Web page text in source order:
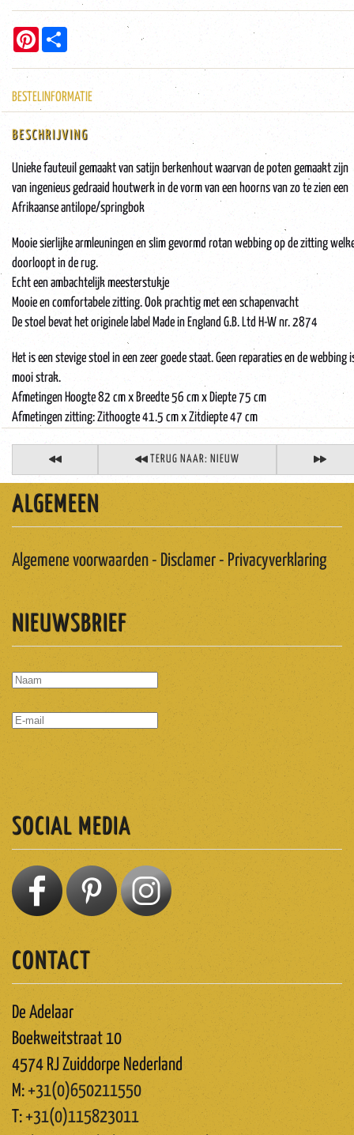
Pinterest
BESTELINFORMATIE
BESCHRIJVING
Unieke fauteuil gemaakt van satijn berkenhout waarvan de poten gemaakt zijn
van ingenieus gedraaid houtwerk in de vorm van een hoorns van zo te zien een
Afrikaanse antilope/springbok
Mooie sierlijke armleuningen en slim gevormd rotan webbing op de zitting
doorloopt in de rug.
Echt een ambachtelijk meesterstukje
Mooie en comfortabele zitting. Ook prachtig met een schapenvacht
De stoel bevat het originele label Made in England G.B. Ltd H-W nr. 2874
Het is een stevige stoel in een zeer goede staat. Geen reparaties en de webbing
mooi strak.
Afmetingen Hoogte 82 cm x Breedte 56 cm x Diepte 75 cm
Afmetingen zitting: Zithoogte 41.5 cm x Zitdiepte 47 cm
TERUG NAAR: NIEUW
ALGEMEEN
Algemene voorwaarden - Disclamer - Privacyverklaring
NIEUWSBRIEF
SOCIAL MEDIA
CONTACT
De Adelaar
Boekweitstraat 10
4574 RJ Zuiddorpe Nederland
M:+31(0)650211550
T:+31(0)115823011